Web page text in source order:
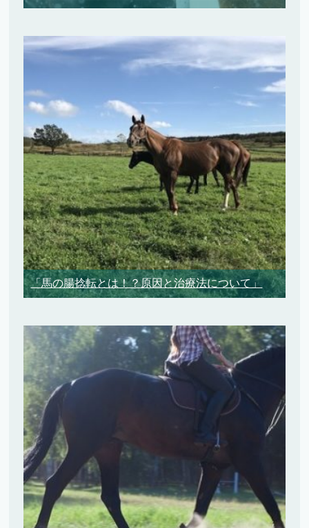
「馬の腸捻転とは！？原因と治療法について」